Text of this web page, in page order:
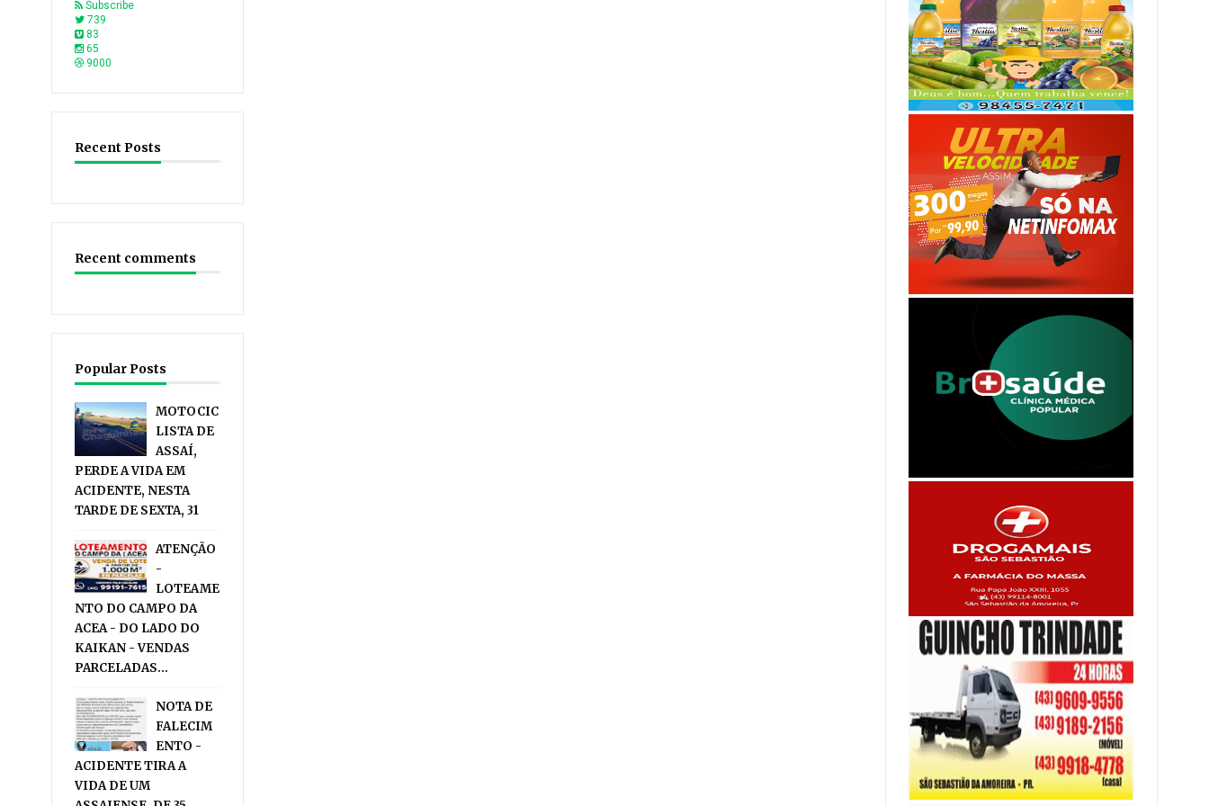
Subscribe
739
83
65
9000
Recent Posts
Recent comments
Popular Posts
MOTOCIC
LISTA DE
ASSAÍ,
PERDE A VIDA EM
ACIDENTE, NESTA
TARDE DE SEXTA, 31
ATENÇÃO
-
LOTEAME
NTO DO CAMPO DA
ACEA - DO LADO DO
KAIKAN - VENDAS
PARCELADAS...
NOTA DE
FALECIM
ENTO -
ACIDENTE TIRA A
VIDA DE UM